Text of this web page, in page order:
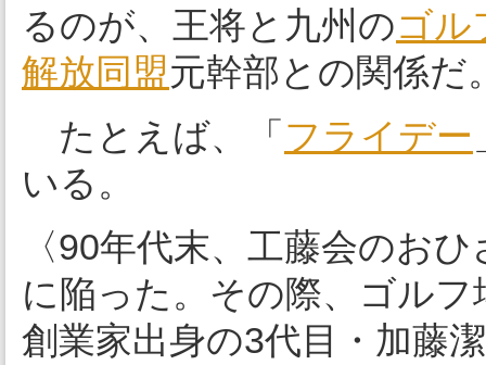
るのが、王将と九州のゴル
解放同盟元幹部との関係だ
たとえば、「 フライデー
いる。
〈90年代末、工藤会のお
に陥った。その際、ゴル
創業家出身の3代目・加藤